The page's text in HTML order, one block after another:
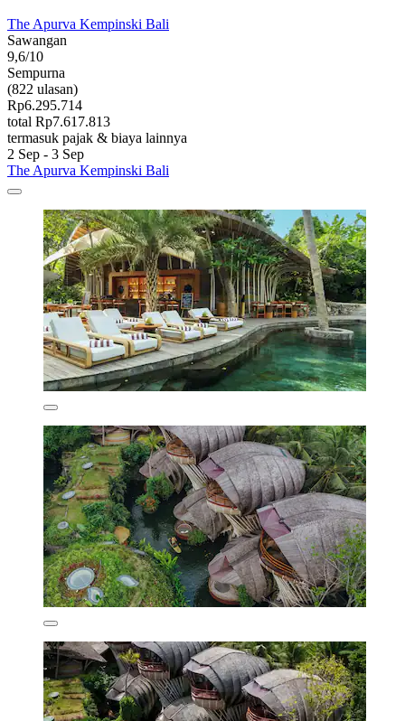
The Apurva Kempinski Bali
Sawangan
9,6/10
Sempurna
(822 ulasan)
Rp6.295.714
total Rp7.617.813
termasuk pajak & biaya lainnya
2 Sep - 3 Sep
The Apurva Kempinski Bali